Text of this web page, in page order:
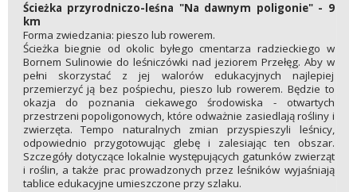
Ścieżka przyrodniczo-leśna "Na dawnym poligonie" - 9
km
Forma zwiedzania: pieszo lub rowerem.
Ścieżka biegnie od okolic byłego cmentarza radzieckiego w
Bornem Sulinowie do leśniczówki nad jeziorem Przełęg. Aby w
pełni skorzystać z jej walorów edukacyjnych najlepiej
przemierzyć ją bez pośpiechu, pieszo lub rowerem. Będzie to
okazja do poznania ciekawego środowiska - otwartych
przestrzeni popoligonowych, które odważnie zasiedlają rośliny i
zwierzęta. Tempo naturalnych zmian przyspieszyli leśnicy,
odpowiednio przygotowując glebę i zalesiając ten obszar.
Szczegóły dotyczące lokalnie występujących gatunków zwierząt
i roślin, a także prac prowadzonych przez leśników wyjaśniają
tablice edukacyjne umieszczone przy szlaku.